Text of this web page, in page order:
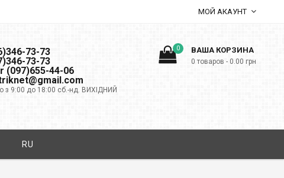
МОЙ АКАУНТ
0 ВАША КОРЗИНА
0 товаров - 0.00 грн
73-73
73-73
(097)655-44-06
з 9:00 до 18:00 сб.-нд. ВИХІДНИЙ
RU